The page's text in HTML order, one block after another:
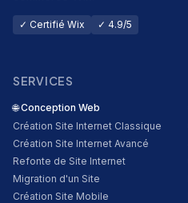
✓ Certifié Wix ✓ 4.9/5
SERVICES
🌐 Conception Web
Création Site Internet Classique
Création Site Internet Avancé
Refonte de Site Internet
Migration d'un Site
Création Site Mobile